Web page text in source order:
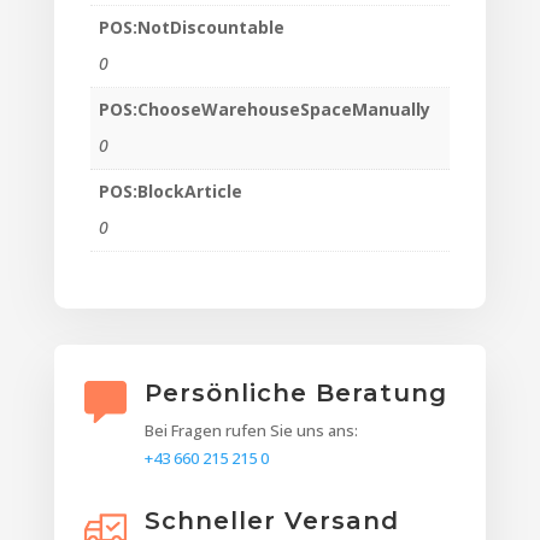
POS:NotDiscountable
0
POS:ChooseWarehouseSpaceManually
0
POS:BlockArticle
0
Persönliche Beratung
Bei Fragen rufen Sie uns ans:
+43 660 215 215 0
Schneller Versand